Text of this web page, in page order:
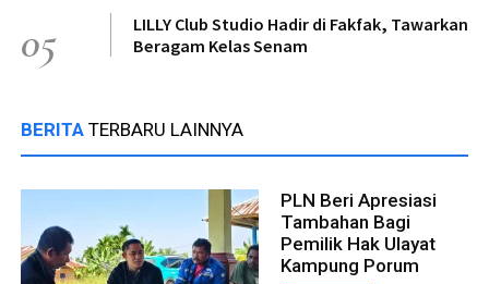
05
LILLY Club Studio Hadir di Fakfak, Tawarkan
Beragam Kelas Senam
BERITA TERBARU LAINNYA
PLN Beri Apresiasi
Tambahan Bagi
Pemilik Hak Ulayat
Kampung Porum